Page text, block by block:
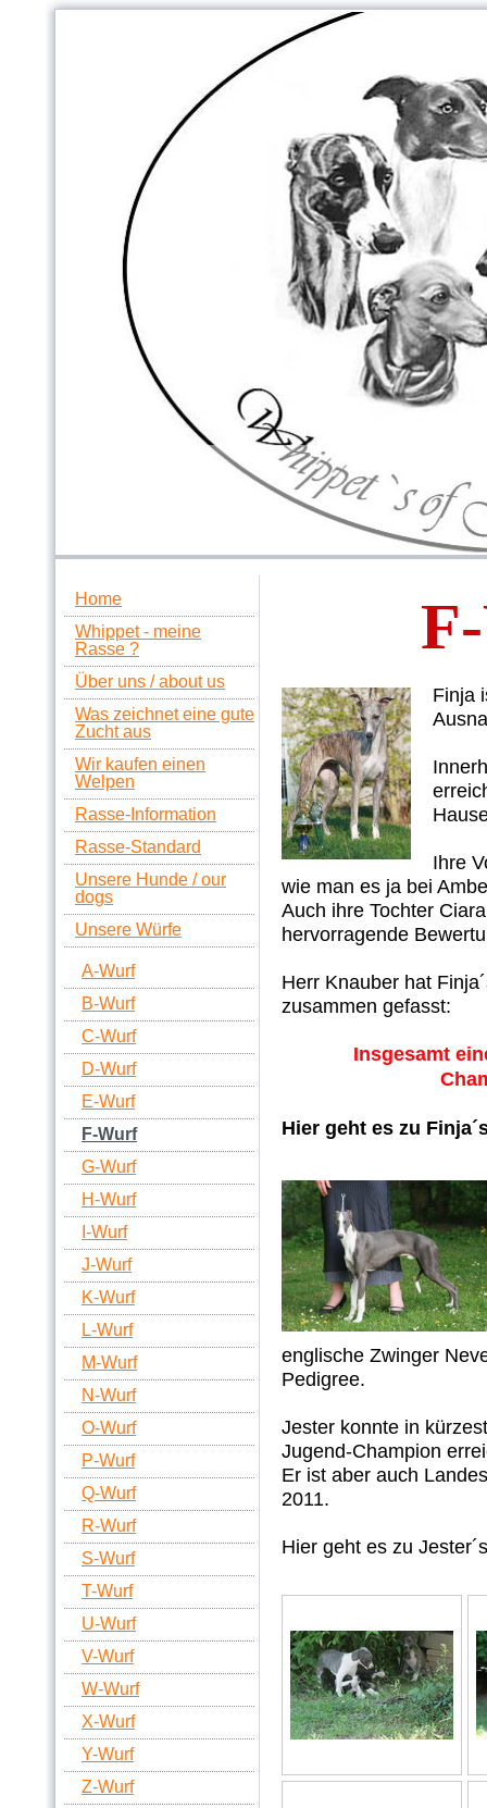
Home
Whippet - meine
Rasse ?
Über uns / about us
Was zeichnet eine gute
Zucht aus
Wir kaufen einen
Welpen
Rasse-Information
Rasse-Standard
Unsere Hunde / our
dogs
Unsere Würfe
A-Wurf
B-Wurf
C-Wurf
D-Wurf
E-Wurf
F-Wurf
G-Wurf
H-Wurf
I-Wurf
J-Wurf
K-Wurf
L-Wurf
M-Wurf
N-Wurf
O-Wurf
P-Wurf
Q-Wurf
R-Wurf
S-Wurf
T-Wurf
U-Wurf
V-Wurf
W-Wurf
X-Wurf
Y-Wurf
Z-Wurf
Finja
Ihre
wie man es ja bei
Auch ihre Tochter
hervorragende
Herr Knauber hat
zusammen gefasst:
Insgesamt
Hier geht es zu
englische Zwinger
Pedigree.
Jester konnte in
Jugend-Champion
Er ist aber auch
2011.
Hier geht es zu